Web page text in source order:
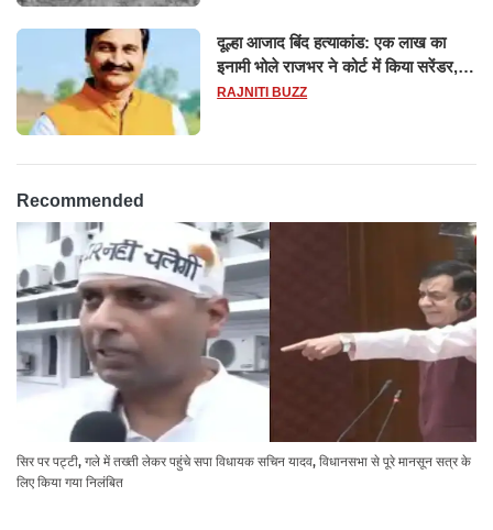
दूल्हा आजाद बिंद हत्याकांड: एक लाख का
इनामी भोले राजभर ने कोर्ट में किया सरेंडर,
14 दिन के लिए भेजा गया जेल
RAJNITI BUZZ
Recommended
सिर पर पट्टी, गले में तख्ती लेकर पहुंचे सपा विधायक सचिन यादव, विधानसभा से पूरे मानसून सत्र के
लिए किया गया निलंबित